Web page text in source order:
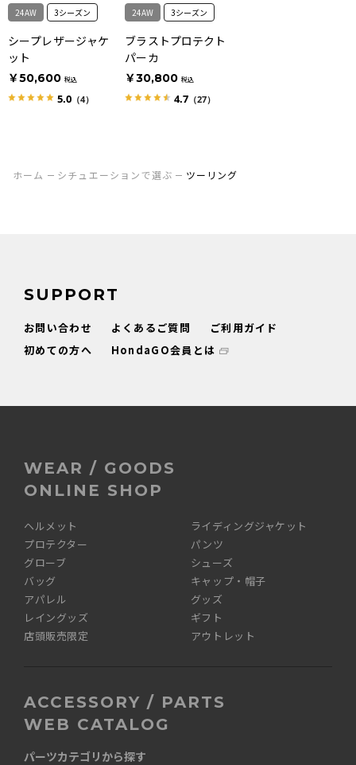
24AW 3シーズン
シープレザージャケ
ット
￥50,600 税込
5.0 （4）
24AW 3シーズン
ブラストプロテクト
パーカ
￥30,800 税込
4.7 （27）
ホーム シチュエーションで選ぶ ツーリング
SUPPORT
お問い合わせ よくあるご質問
ご利用ガイド
初めての方へ
HondaGO会員とは
WEAR / GOODS
ONLINE SHOP
ヘルメット
ライディングジャケット
プロテクター
パンツ
グローブ
シューズ
バッグ
キャップ・帽子
アパレル
グッズ
レイングッズ
ギフト
店頭販売限定
アウトレット
ACCESSORY / PARTS
WEB CATALOG
パーツカテゴリから探す